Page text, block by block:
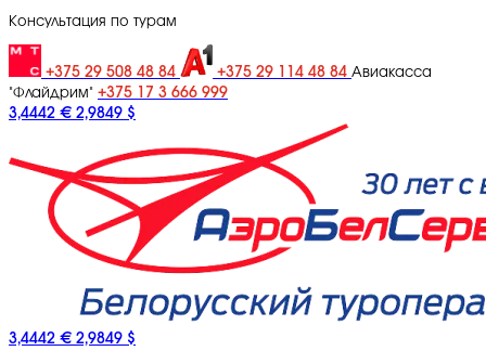
Консультация по турам
+375 29 508 48 84 +375 29 114 48 84 Авиакасса
"Флайдрим" +375 17 3 666 999
3,4442 € 2,9849 $
3,4442 € 2,9849 $